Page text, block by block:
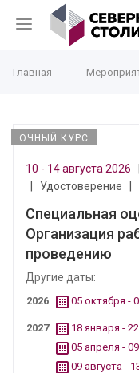
Главная
ОЧНЫЙ КУРС
10 - 14 августа 2026
Удостоверение
Специальная
Организация
проведению
Другие даты:
2026 05 октября -
2027
18 января -
05 апреля -
09 августа -